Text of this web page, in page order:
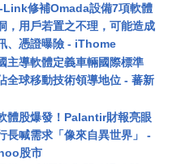
Link修補Omada設備7項軟體
，用戶若置之不理，可能造成
、憑證曝險 - iThome
主導軟體定義車輛國際標準
全球移動技術領導地位 - 蕃新
體股爆發！Palantir財報亮眼
長喊需求「像來自異世界」 -
股市